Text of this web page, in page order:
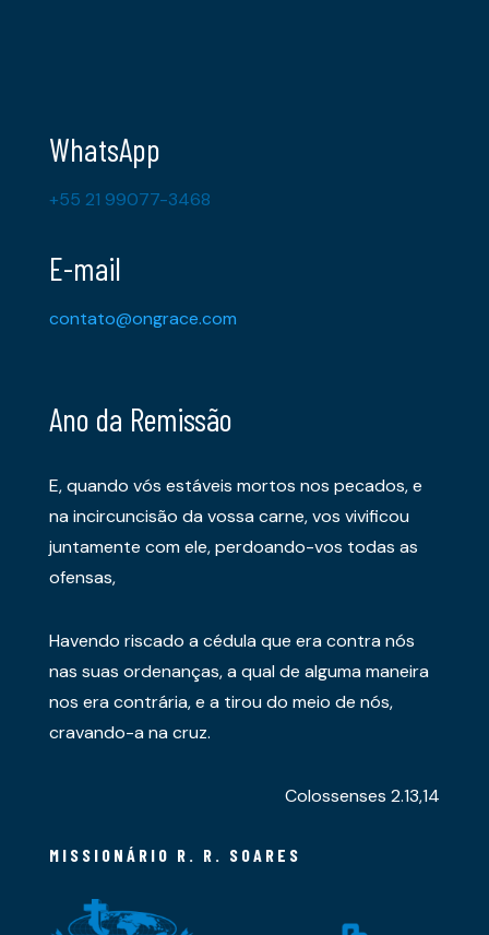
WhatsApp
+55 21 99077-3468
E-mail
contato@ongrace.com
Ano da Remissão
E, quando vós estáveis mortos nos pecados, e
na incircuncisão da vossa carne, vos vivificou
juntamente com ele, perdoando-vos todas as
ofensas,
Havendo riscado a cédula que era contra nós
nas suas ordenanças, a qual de alguma maneira
nos era contrária, e a tirou do meio de nós,
cravando-a na cruz.
Colossenses 2.13,14
MISSIONÁRIO R. R. SOARES